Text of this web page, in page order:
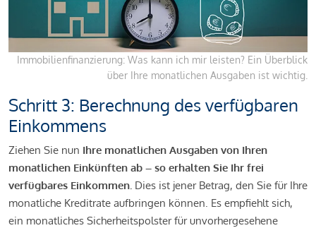
Immobilienfinanzierung: Was kann ich mir leisten? Ein Überblick
über Ihre monatlichen Ausgaben ist wichtig.
Schritt 3: Berechnung des verfügbaren
Einkommens
Ziehen Sie nun Ihre monatlichen Ausgaben von Ihren
monatlichen Einkünften ab – so erhalten Sie Ihr frei
verfügbares Einkommen. Dies ist jener Betrag, den Sie für Ihre
monatliche Kreditrate aufbringen können. Es empfiehlt sich,
ein monatliches Sicherheitspolster für unvorhergesehene